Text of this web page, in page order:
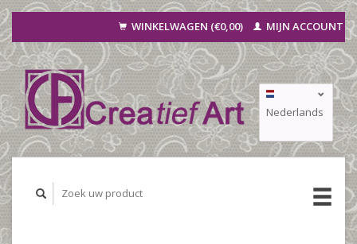
WINKELWAGEN (€0,00) MIJN ACCOUNT
Nederlands
Deutsch